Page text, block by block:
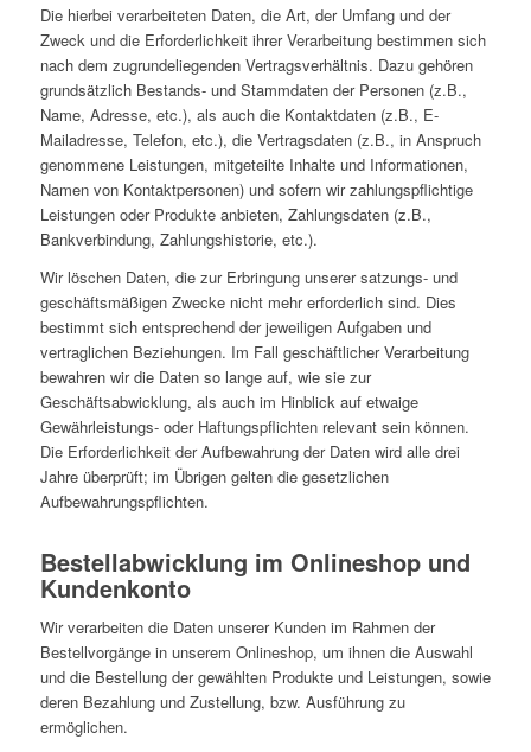
Die hierbei verarbeiteten Daten, die Art, der Umfang und der
Zweck und die Erforderlichkeit ihrer Verarbeitung bestimmen sich
nach dem zugrundeliegenden Vertragsverhältnis. Dazu gehören
grundsätzlich Bestands- und Stammdaten der Personen (z.B.,
Name, Adresse, etc.), als auch die Kontaktdaten (z.B., E-
Mailadresse, Telefon, etc.), die Vertragsdaten (z.B., in Anspruch
genommene Leistungen, mitgeteilte Inhalte und Informationen,
Namen von Kontaktpersonen) und sofern wir zahlungspflichtige
Leistungen oder Produkte anbieten, Zahlungsdaten (z.B.,
Bankverbindung, Zahlungshistorie, etc.).
Wir löschen Daten, die zur Erbringung unserer satzungs- und
geschäftsmäßigen Zwecke nicht mehr erforderlich sind. Dies
bestimmt sich entsprechend der jeweiligen Aufgaben und
vertraglichen Beziehungen. Im Fall geschäftlicher Verarbeitung
bewahren wir die Daten so lange auf, wie sie zur
Geschäftsabwicklung, als auch im Hinblick auf etwaige
Gewährleistungs- oder Haftungspflichten relevant sein können.
Die Erforderlichkeit der Aufbewahrung der Daten wird alle drei
Jahre überprüft; im Übrigen gelten die gesetzlichen
Aufbewahrungspflichten.
Bestellabwicklung im Onlineshop und
Kundenkonto
Wir verarbeiten die Daten unserer Kunden im Rahmen der
Bestellvorgänge in unserem Onlineshop, um ihnen die Auswahl
und die Bestellung der gewählten Produkte und Leistungen, sowie
deren Bezahlung und Zustellung, bzw. Ausführung zu
ermöglichen.